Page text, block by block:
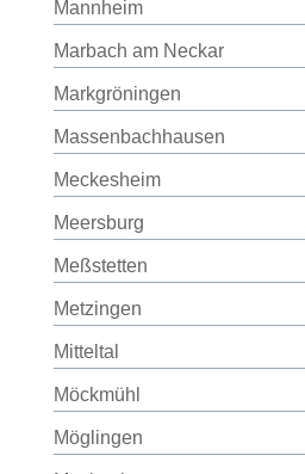
Mannheim
Marbach am Neckar
Markgröningen
Massenbachhausen
Meckesheim
Meersburg
Meßstetten
Metzingen
Mitteltal
Möckmühl
Möglingen